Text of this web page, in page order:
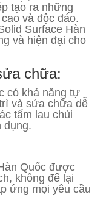
tạo ra những
và độc đáo.
Surface Hàn
và hiện đại cho
chữa:
có khả năng tự
và sửa chữa dễ
tấm lau chùi
dụng.
Quốc được
không để lại
ứng mọi yêu cầu